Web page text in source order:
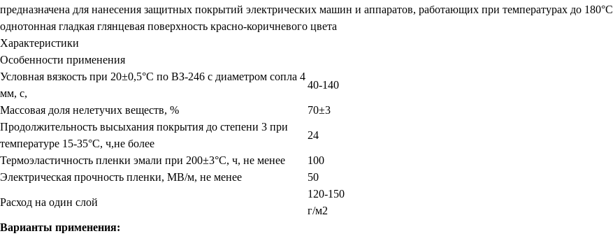
предназначена для нанесения защитных покрытий электрических машин и аппаратов, работающих при температурах до 180°С
однотонная гладкая глянцевая поверхность красно-коричневого цвета
Характеристики
Особенности применения
Условная вязкость при 20±0,5°С по ВЗ-246 с диаметром сопла 4
мм, с,
40-140
Массовая доля нелетучих веществ, %
70±3
Продолжительность высыхания покрытия до степени 3 при
температуре 15-35°C, ч,не более
24
Термоэластичность пленки эмали при 200±3°С, ч, не менее
100
Электрическая прочность пленки, МВ/м, не менее
50
Расход на один слой
120-150
г/м2
Варианты применения: